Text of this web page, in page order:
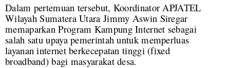
Dalam pertemuan tersebut, Koordinator APJATEL
Wilayah Sumatera Utara Jimmy Aswin Siregar
memaparkan Program Kampung Internet sebagai
salah satu upaya pemerintah untuk memperluas
layanan internet berkecepatan tinggi (fixed
broadband) bagi masyarakat desa.